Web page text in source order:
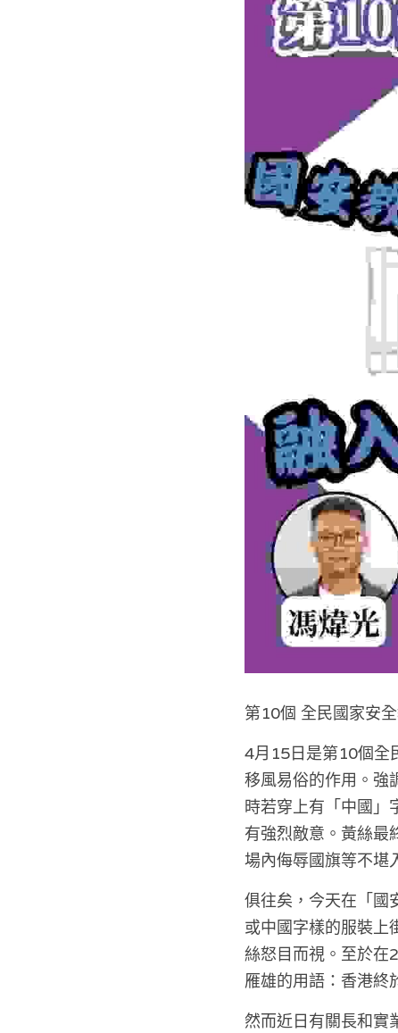
第10個 全民國家安
4月15日是第10個全
移風易俗的作用。強
時若穿上有「中國」
有強烈敵意。黃絲最
場內侮辱國旗等不堪
俱往矣，今天在「國
或中國字樣的服裝上
絲怒目而視。至於在
雁雄的用語：香港終
然而近日有關長和實